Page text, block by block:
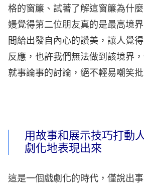
格的窗簾、試著了解這窗簾為什
嫚覺得第二位朋友真的是最高境
間給出發自內心的讚美，讓人覺
反應，也許我們無法做到該境界
就事論事的討論，絕不輕易嘲笑批
用故事和展示技巧打動
劇化地表現出來
這是一個戲劇化的時代，僅說出